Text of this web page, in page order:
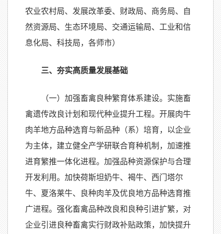
农业农村局、发展改革委、财政局、商务局、自
然资源局、生态环境局、交通运输局、工业和信
息化局、科技局，各师市）
三、夯实高质量发展基础
（一）加强畜禽良种繁育体系建设。实施畜
禽遗传改良计划和现代种业提升工程。开展肉牛
肉羊地方品种选育与新品种（系）培育，以企业
为主体，建立健全产学研联合育种机制，加速推
进育繁推一体化进程。加强品种资源保护与合理
开发利用。加快荷斯坦奶牛、褐牛、西门塔尔
牛、夏洛莱牛、良种肉羊及优良地方品种选育推
广进程。强化畜禽品种改良和良种引进扩繁，对
企业引进良种畜禽实行财政补贴政策，加快提升